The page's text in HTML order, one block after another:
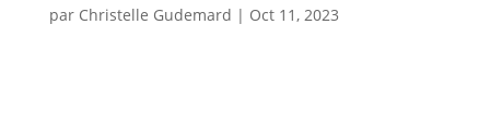
par Christelle Gudemard | Oct 11, 2023